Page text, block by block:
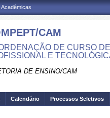
CAM
DE CURSO
E
DE ENSINO/CAM
Calendário Processos Seletivos